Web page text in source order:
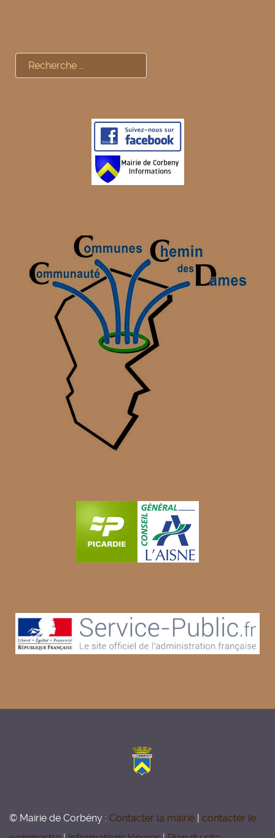
Rechercher
© Mairie de Corbény : Contacter la mairie
contacter le